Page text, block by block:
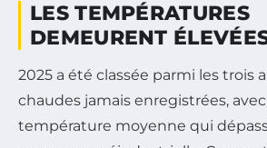
LES TEMPÉRATURES
DEMEURENT
2025 a été classée parmi les trois
chaudes jamais enregistrées,
température moyenne qui